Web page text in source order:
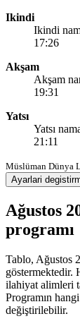
Ikindi
Ikindi
17:26
Akşam
Akşam
19:31
Yatsı
Yatsı
21:11
Müslüman Dünya
Ayarlari
Ağustos
programı
Tablo, Ağustos
göstermektedir.
ilahiyat alimleri
Programın
değiştirilebilir.